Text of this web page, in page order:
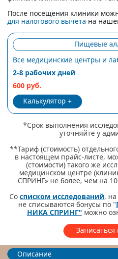
После посещения клиники
для налогового вычета на
Пищевые
Все медицинские центры и
2-8 рабочих дней
600 руб.
Калькулятор
*Срок выполнения
уточняйте у
**Тариф (стоимость)
в настоящем прайс-листе,
(стоимости) такого же
медицинском центре
СПРИНГ» не более, чем на
Со списком исследований,
не списываются бонусы по "
НИКА СПРИНГ" можно
Записаться
Описание